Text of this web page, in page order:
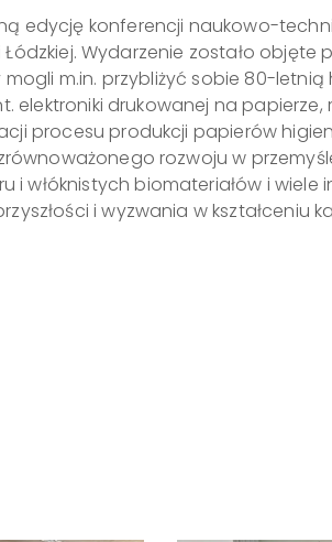
edycję konferencji naukowo-
Wydarzenie zostało objęte
m.in. przybliżyć sobie 80-letnią
elektroniki drukowanej na papierze,
procesu produkcji papierów
rozwoju w
włóknistych biomateriałów i wiele
i wyzwania w kształceniu